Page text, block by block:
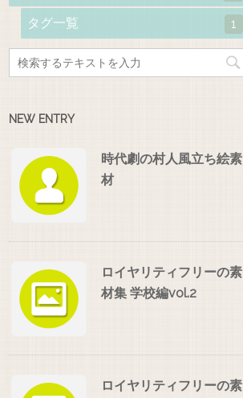
タグ一覧 1
NEW ENTRY
時代劇の村人風立ち絵素
材
ロイヤリティフリーの素
材集 学校編vol.2
ロイヤリティフリーの素